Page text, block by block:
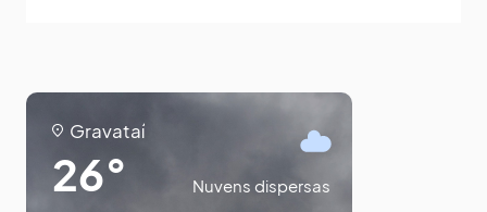
Gravataí
26° Nuvens dispersas